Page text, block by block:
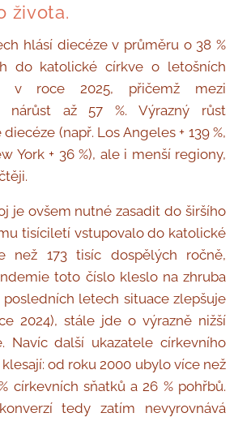
života.
hlásí diecéze v průměru o 38 %
do katolické církve o letošních
v roce 2025, přičemž mezi
nárůst až 57 %. Výrazný růst
(např. Los Angeles + 139 %,
York + 36 %), ale i menší regiony,
je ovšem nutné zasadit do širšího
tisíciletí vstupovalo do katolické
než 173 tisíc dospělých ročně,
toto číslo kleslo na zhruba
posledních letech situace zlepšuje
2024), stále jde o výrazně nižší
Navíc další ukazatele církevního
od roku 2000 ubylo více než
církevních sňatků a 26 % pohřbů.
tedy zatím nevyrovnává